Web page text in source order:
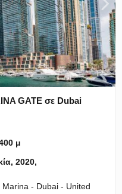
GATE σε Dubai
μ
2020,
- Dubai - United